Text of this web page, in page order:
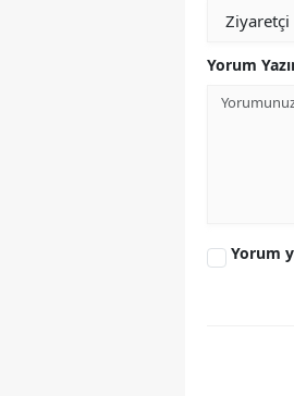
Yorum
Yorum